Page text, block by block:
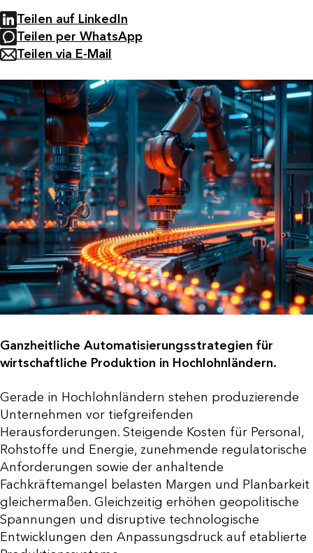
Teilen auf LinkedIn
Teilen per WhatsApp
Teilen via E-Mail
Ganzheitliche Automatisierungsstrategien für
wirtschaftliche Produktion in Hochlohnländern.
Gerade in Hochlohnländern stehen produzierende
Unternehmen vor tiefgreifenden
Herausforderungen. Steigende Kosten für Personal,
Rohstoffe und Energie, zunehmende regulatorische
Anforderungen sowie der anhaltende
Fachkräftemangel belasten Margen und Planbarkeit
gleichermaßen. Gleichzeitig erhöhen geopolitische
Spannungen und disruptive technologische
Entwicklungen den Anpassungsdruck auf etablierte